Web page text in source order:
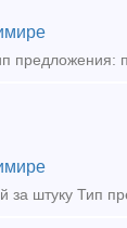
предложения: